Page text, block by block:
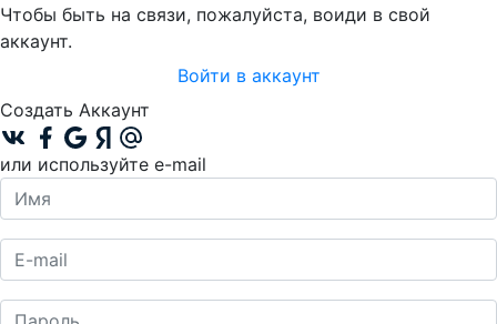
Чтобы быть на связи, пожалуйста, воиди в свой
аккаунт.
Войти в аккаунт
Создать Аккаунт
или используйте e-mail